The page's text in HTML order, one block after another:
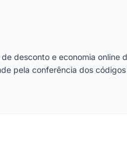
desconto e economia online
pela conferência dos